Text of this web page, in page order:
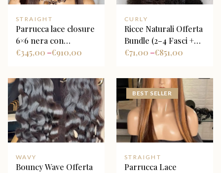
STRAIGHT
Parrucca lace closure
6×6 nera con
sfumature bordeaux
345,00
€ – 910,00
€
CURLY
Ricce Naturali Offerta
Bundle (2–4 Fasci +
Closure Opzionale)
71,00
€ – 851,00
€
WAVY
Bouncy Wave Offerta
BEST SELLER
STRAIGHT
Parrucca Lace